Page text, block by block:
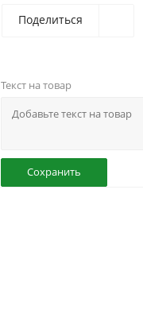
Поделиться
Текст на товар
Сохранить